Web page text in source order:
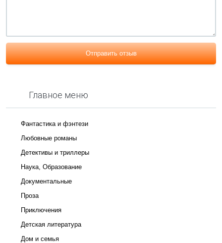
Отправить отзыв
Главное меню
Фантастика и фэнтези
Любовные романы
Детективы и триллеры
Наука, Образование
Документальные
Проза
Приключения
Детская литература
Дом и семья